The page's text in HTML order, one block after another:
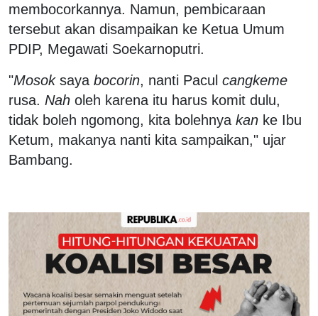
membocorkannya. Namun, pembicaraan
tersebut akan disampaikan ke Ketua Umum
PDIP, Megawati Soekarnoputri.
"Mosoksaya bocorin, nanti Pacul cangkeme
rusa. Nah oleh karena itu harus komit dulu,
tidak boleh ngomong, kita bolehnya kan ke Ibu
Ketum, makanya nanti kita sampaikan," ujar
Bambang.